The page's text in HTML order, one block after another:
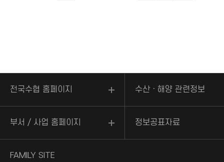
전국수협 홈페이지 수산ㆍ해양 관련정보
부서 / 사업 홈페이지 정보공표자료
FAMILY SITE